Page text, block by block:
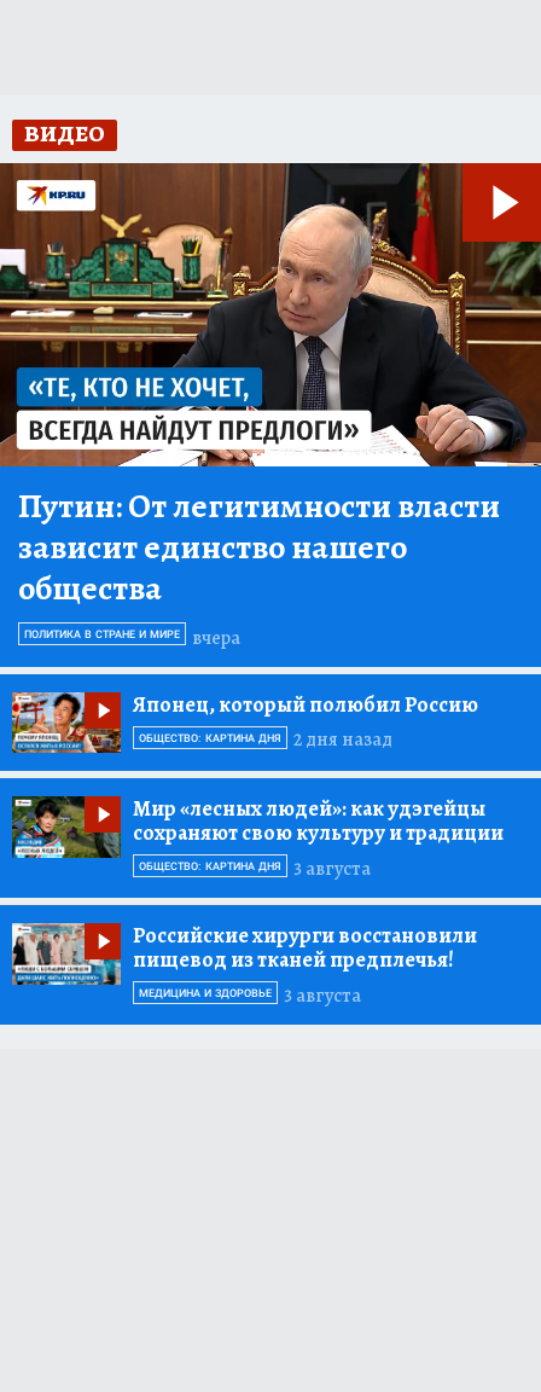
ВИДЕО
Путин:От легитимности власти
зависит единство нашего
общества
вчера
ПОЛИТИКА В СТРАНЕ И МИРЕ
Японец, который полюбил Россию
2 дня назад
ОБЩЕСТВО: КАРТИНА ДНЯ
Мир «лесных людей»:как удэгейцы
сохраняют свою культуру и традиции
3 августа
ОБЩЕСТВО: КАРТИНА ДНЯ
Российские хирурги восстановили
пищевод из тканей предплечья!
3 августа
МЕДИЦИНА И ЗДОРОВЬЕ